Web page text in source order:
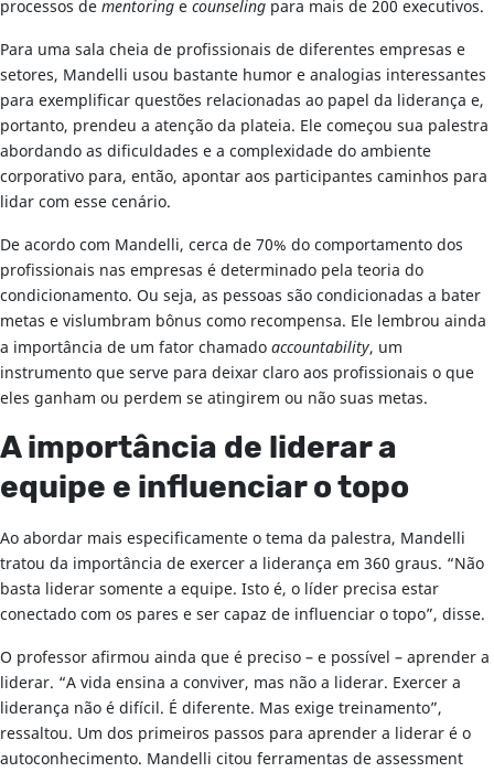
processos de mentoring e counseling para mais de 200 executivos.
Para uma sala cheia de profissionais de diferentes empresas e
setores, Mandelli usou bastante humor e analogias interessantes
para exemplificar questões relacionadas ao papel da liderança e,
portanto, prendeu a atenção da plateia. Ele começou sua palestra
abordando as dificuldades e a complexidade do ambiente
corporativo para, então, apontar aos participantes caminhos para
lidar com esse cenário.
De acordo com Mandelli, cerca de 70% do comportamento dos
profissionais nas empresas é determinado pela teoria do
condicionamento. Ou seja, as pessoas são condicionadas a bater
metas e vislumbram bônus como recompensa. Ele lembrou ainda
a importância de um fator chamado accountability, um
instrumento que serve para deixar claro aos profissionais o que
eles ganham ou perdem se atingirem ou não suas metas.
A importância de liderar a
equipe e influenciar o topo
Ao abordar mais especificamente o tema da palestra, Mandelli
tratou da importância de exercer a liderança em 360 graus. “Não
basta liderar somente a equipe. Isto é, o líder precisa estar
conectado com os pares e ser capaz de influenciar o topo”, disse.
O professor afirmou ainda que é preciso – e possível – aprender a
liderar. “A vida ensina a conviver, mas não a liderar. Exercer a
liderança não é difícil. É diferente. Mas exige treinamento”,
ressaltou. Um dos primeiros passos para aprender a liderar é o
autoconhecimento. Mandelli citou ferramentas de assessment